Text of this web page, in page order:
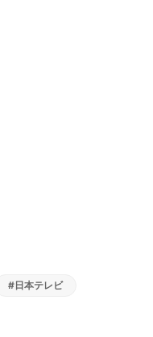
#日本テレビ